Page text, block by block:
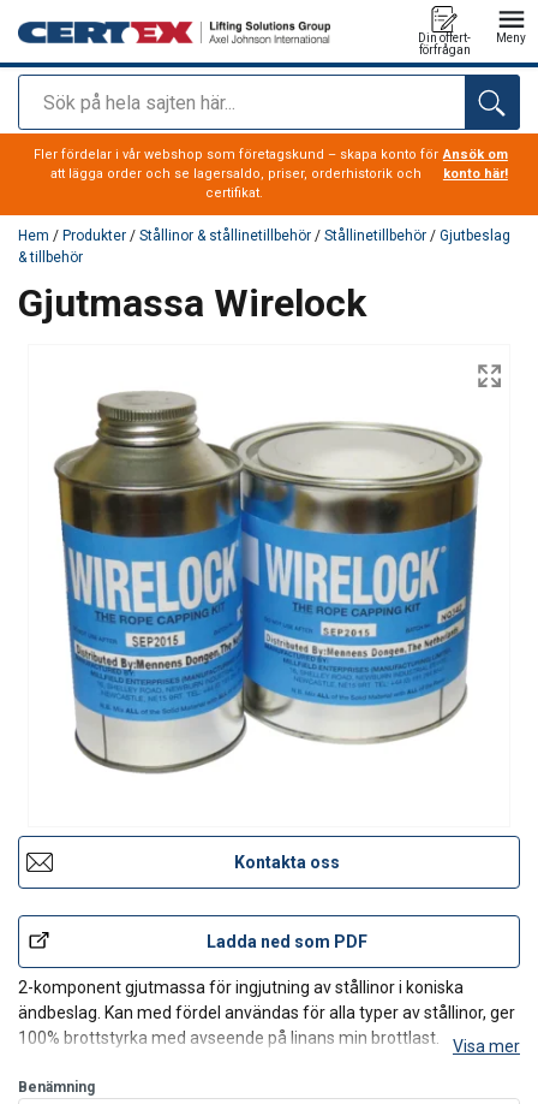
Sök
Din offert-
förfrågan
Meny
tillagd i varukorg
Fler fördelar i vår webshop som företagskund – skapa konto för
att lägga order och se lagersaldo, priser, orderhistorik och
certifikat.
Ansök om
konto här!
Hem / Produkter / Stållinor & stållinetillbehör / Stållinetillbehör / Gjutbeslag
& tillbehör
Gjutmassa Wirelock
Kontakta oss
Ladda ned som PDF
2-komponent gjutmassa för ingjutning av stållinor i koniska
ändbeslag. Kan med fördel användas för alla typer av stållinor, ger
100% brottstyrka med avseende på linans min brottlast.
Visa mer
Benämning